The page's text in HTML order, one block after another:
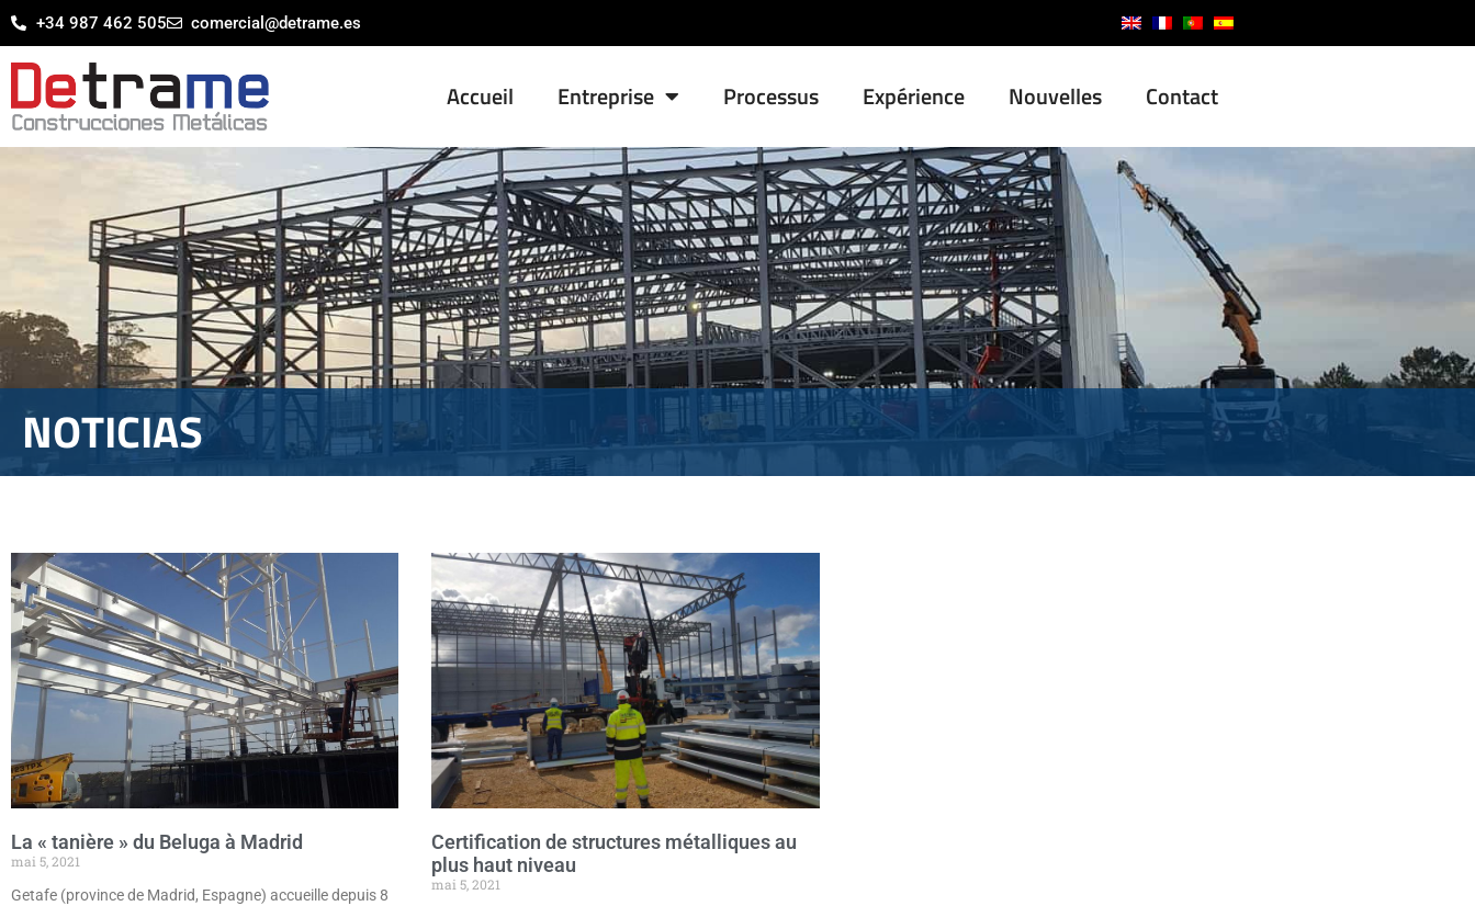
+34 987 462 505 comercial@detrame.es
Accueil Entreprise Processus Expérience Nouvelles Contact
NOTICIAS
La « tanière » du Beluga à Madrid
mai 5, 2021
Getafe (province de Madrid, Espagne) accueille depuis 8
Certification de structures métalliques au
plus haut niveau
mai 5, 2021